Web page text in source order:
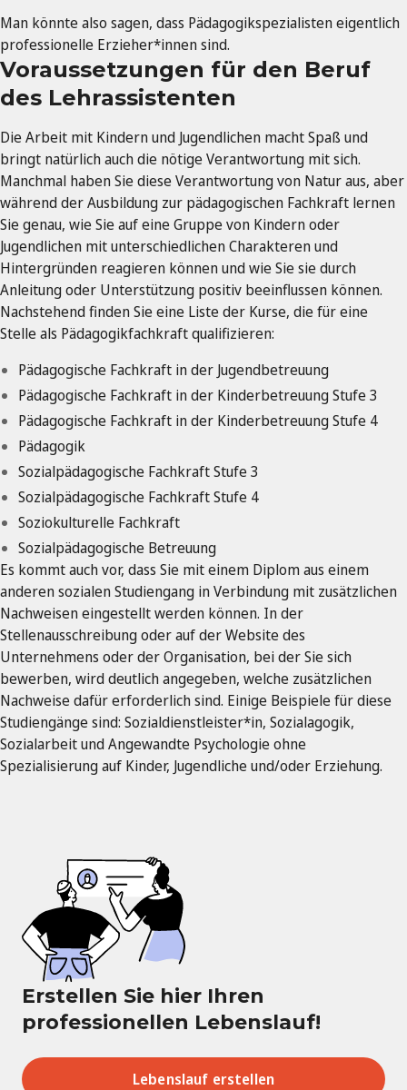
Man könnte also sagen, dass Pädagogikspezialisten eigentlich
professionelle Erzieher*innen sind.
Voraussetzungen für den Beruf
des Lehrassistenten
Die Arbeit mit Kindern und Jugendlichen macht Spaß und
bringt natürlich auch die nötige Verantwortung mit sich.
Manchmal haben Sie diese Verantwortung von Natur aus, aber
während der Ausbildung zur pädagogischen Fachkraft lernen
Sie genau, wie Sie auf eine Gruppe von Kindern oder
Jugendlichen mit unterschiedlichen Charakteren und
Hintergründen reagieren können und wie Sie sie durch
Anleitung oder Unterstützung positiv beeinflussen können.
Nachstehend finden Sie eine Liste der Kurse, die für eine
Stelle als Pädagogikfachkraft qualifizieren:
Pädagogische Fachkraft in der Jugendbetreuung
Pädagogische Fachkraft in der Kinderbetreuung Stufe 3
Pädagogische Fachkraft in der Kinderbetreuung Stufe 4
Pädagogik
Sozialpädagogische Fachkraft Stufe 3
Sozialpädagogische Fachkraft Stufe 4
Soziokulturelle Fachkraft
Sozialpädagogische Betreuung
Es kommt auch vor, dass Sie mit einem Diplom aus einem
anderen sozialen Studiengang in Verbindung mit zusätzlichen
Nachweisen eingestellt werden können. In der
Stellenausschreibung oder auf der Website des
Unternehmens oder der Organisation, bei der Sie sich
bewerben, wird deutlich angegeben, welche zusätzlichen
Nachweise dafür erforderlich sind. Einige Beispiele für diese
Studiengänge sind: Sozialdienstleister*in, Sozialagogik,
Sozialarbeit und Angewandte Psychologie ohne
Spezialisierung auf Kinder, Jugendliche und/oder Erziehung.
Erstellen Sie hier Ihren
professionellen Lebenslauf!
Lebenslauf erstellen